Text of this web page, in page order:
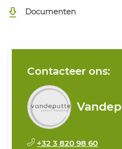
Documenten
Contacteer ons:
+32 3 820 98 60